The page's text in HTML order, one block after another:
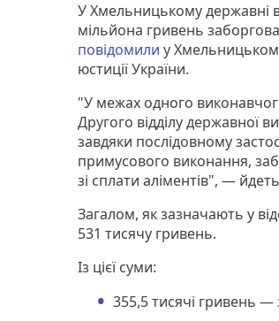
У Хмельницькому державні
мільйона гривень
повідомили у
юстиції України.
"У межах одного
Другого відділу державної
завдяки послідовному
примусового виконання,
зі сплати аліментів", —
Загалом, як зазначають у
531 тисячу гривень.
Із цієї суми:
355,5 тисячі гривень —